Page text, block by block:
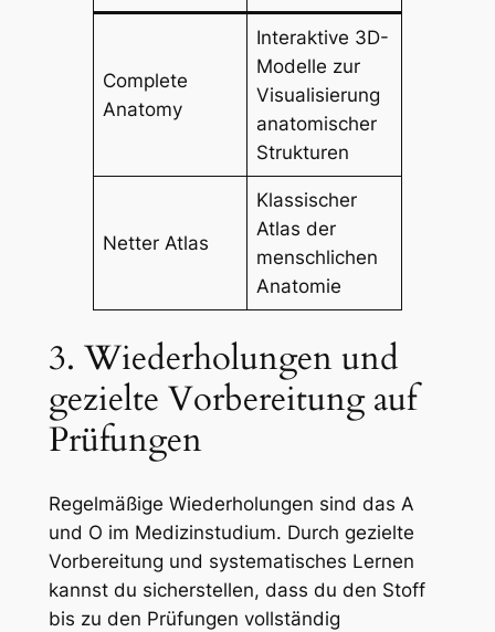
Complete
Anatomy
Interaktive 3D-
Modelle zur
Visualisierung
anatomischer
Strukturen
Netter Atlas
Klassischer
Atlas der
menschlichen
Anatomie
3. Wiederholungen und
gezielte Vorbereitung auf
Prüfungen
Regelmäßige Wiederholungen sind das A
und O im Medizinstudium. Durch gezielte
Vorbereitung und systematisches Lernen
kannst du sicherstellen, dass du den Stoff
bis zu den Prüfungen vollständig